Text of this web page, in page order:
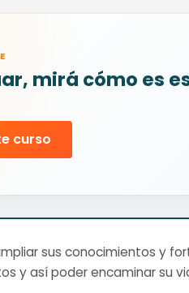
mirá cómo es
curso
sus conocimientos y
y así poder encaminar su